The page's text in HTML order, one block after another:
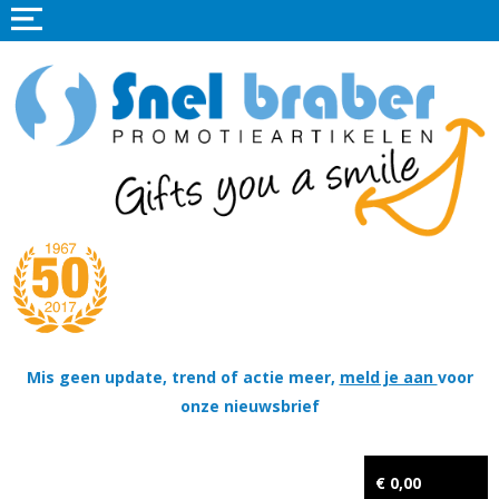
Mis geen update, trend of actie meer, meld je aan voor
onze nieuwsbrief
€ 0,00
Home
Promotieartikelen
Tassen
Thema's